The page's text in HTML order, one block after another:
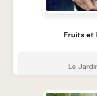
Fruits et
Le